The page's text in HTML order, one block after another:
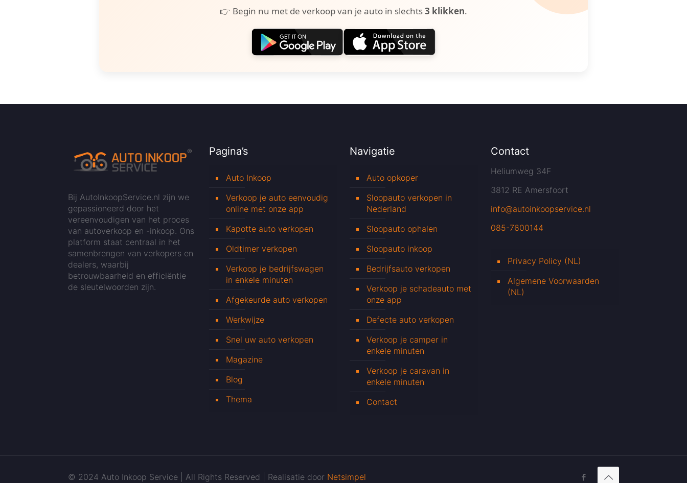
👉 Begin nu met de verkoop van je auto in slechts3 klikken.
Bij AutoInkoopService.nl zijn we
gepassioneerd door het
vereenvoudigen van het proces
van autoverkoop en -inkoop. Ons
platform staat centraal in het
samenbrengen van verkopers en
dealers, waarbij
betrouwbaarheid en efficiëntie
de sleutelwoorden zijn.
Pagina’s
Auto Inkoop
Verkoop je auto eenvoudig
online met onze app
Kapotte auto verkopen
Oldtimer verkopen
Verkoop je bedrijfswagen
in enkele minuten
Afgekeurde auto verkopen
Werkwijze
Snel uw auto verkopen
Magazine
Blog
Thema
Navigatie
Auto opkoper
Sloopauto verkopen in
Nederland
Sloopauto ophalen
Sloopauto inkoop
Bedrijfsauto verkopen
Verkoop je schadeauto met
onze app
Defecte auto verkopen
Verkoop je camper in
enkele minuten
Verkoop je caravan in
enkele minuten
Contact
Contact
Heliumweg 34F
3812 RE Amersfoort
info@autoinkoopservice.nl
085-7600144
Privacy Policy (NL)
Algemene Voorwaarden
(NL)
© 2024 Auto Inkoop Service | All Rights Reserved | Realisatie door Netsimpel